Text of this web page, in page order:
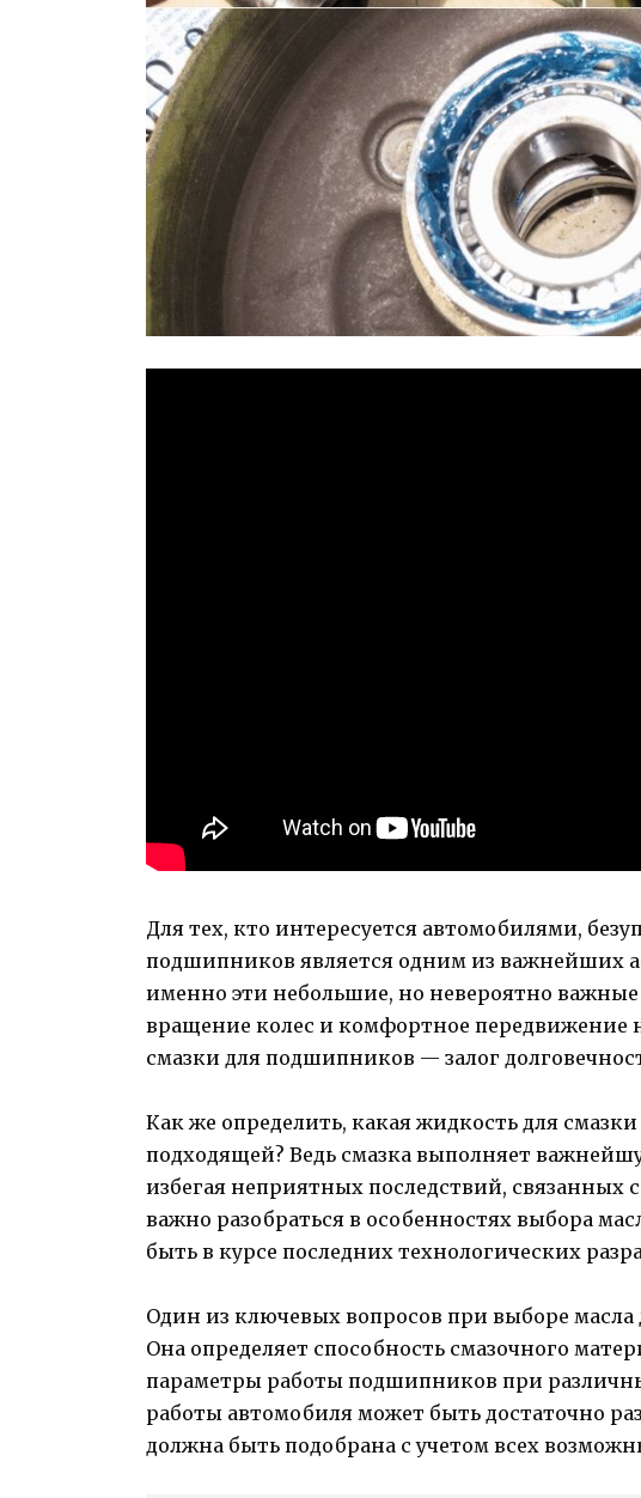
Для тех, кто интересуется автомобилями,
подшипников является одним из важнейших
именно эти небольшие, но невероятно важные
вращение колес и комфортное передвижение
смазки для подшипников — залог
Как же определить, какая жидкость для
подходящей? Ведь смазка выполняет
избегая неприятных последствий, связанных
важно разобраться в особенностях выбора
быть в курсе последних технологических
Один из ключевых вопросов при выборе
Она определяет способность смазочного
параметры работы подшипников при
работы автомобиля может быть достаточно
должна быть подобрана с учетом всех